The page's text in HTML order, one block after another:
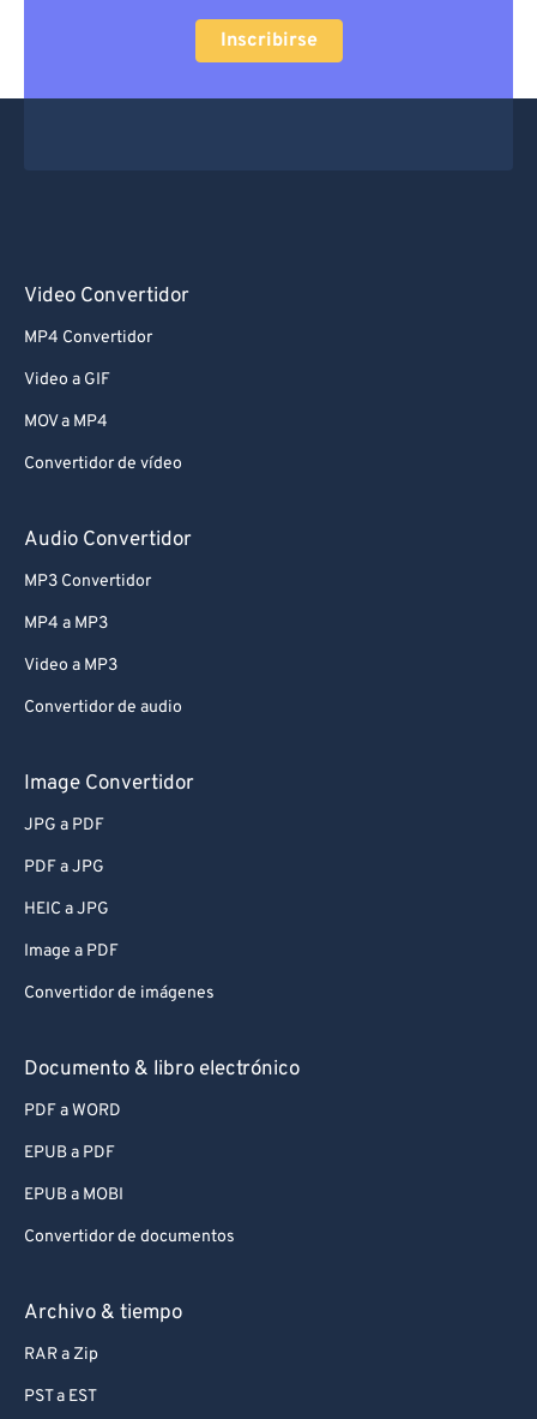
Inscribirse
Video Convertidor
MP4 Convertidor
Video a GIF
MOV a MP4
Convertidor de vídeo
Audio Convertidor
MP3 Convertidor
MP4 a MP3
Video a MP3
Convertidor de audio
Image Convertidor
JPG a PDF
PDF a JPG
HEIC a JPG
Image a PDF
Convertidor de imágenes
Documento & libro electrónico
PDF a WORD
EPUB a PDF
EPUB a MOBI
Convertidor de documentos
Archivo & tiempo
RAR a Zip
PST a EST